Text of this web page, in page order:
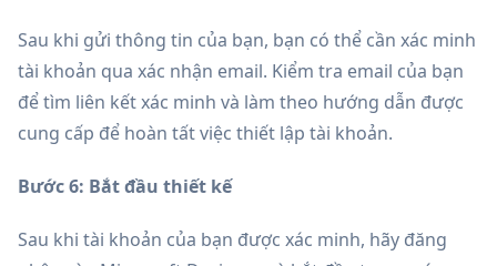
Sau khi gửi thông tin của bạn, bạn có thể cần xác minh
tài khoản qua xác nhận email. Kiểm tra email của bạn
để tìm liên kết xác minh và làm theo hướng dẫn được
cung cấp để hoàn tất việc thiết lập tài khoản.
Bước 6: Bắt đầu thiết kế
Sau khi tài khoản của bạn được xác minh, hãy đăng